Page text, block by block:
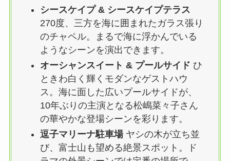
シースケイプ & シースケイプテラス
270度、三方を海に囲まれたガラス張り
のチャペル。まるで海に浮かんでいる
ようなシーンを演出できます。
オーシャンスイート & プールサイド ひ
ときわ白く輝くモダンなゲストハウ
ス。海に面した広いプールサイドが、
10年ぶりの主演となる松嶋菜々子さん
の華やかな登場シーンを彩ります。
逗子マリーナ駐車場ヤシの木が立ち並
び、富士山も望める絶景スポット。ド